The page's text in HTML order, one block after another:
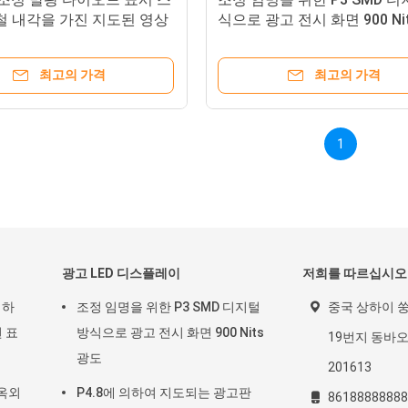
내각을 가진 지도된 영상
최고의 가격
식으로 광고 전시 화면 900
최고의 가격
1
표
외
광고 LED 디스플레이
조정 임명을 위한 P3 SMD 디지털
방식으로 광고 전시 화면 900 Nits
광도
P4.8에 의하여 지도되는 광고판
저희를 따르십시오
중국 상하이
19번지 동바
201613